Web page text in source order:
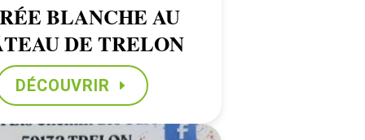
BLANCHE AU
DE TRELON
DÉCOUVRIR